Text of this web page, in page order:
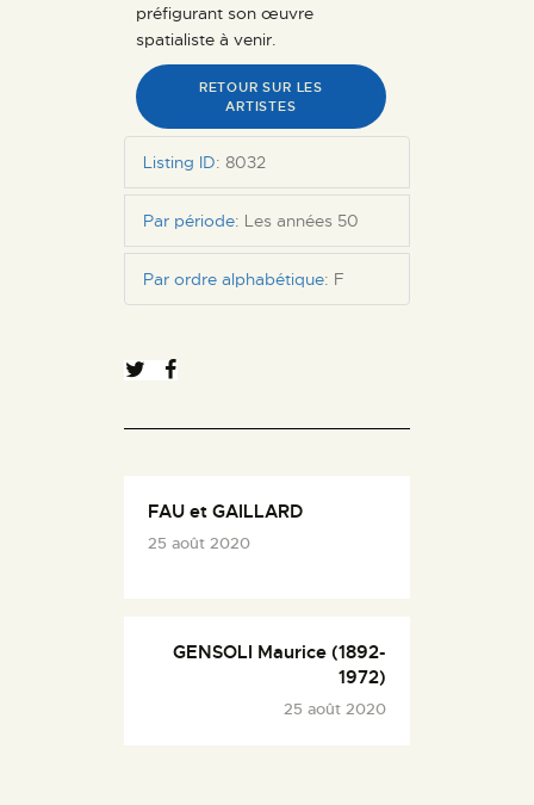
préfigurant son œuvre
spatialiste à venir.
RETOUR SUR LES
ARTISTES
Listing ID: 8032
Par période: Les années 50
Par ordre alphabétique: F
FAU et GAILLARD
25 août 2020
GENSOLI Maurice (1892-
1972)
25 août 2020